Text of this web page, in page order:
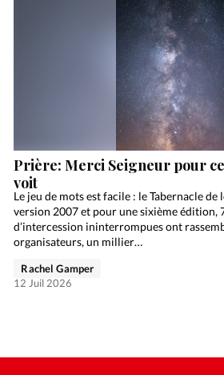
Prière: Merci Seigneur pour
voit
Le jeu de mots est facile : le Tabernacle de
version 2007 et pour une sixième édition,
d’intercession ininterrompues ont
organisateurs, un millier…
Rachel Gamper
12 Juil 2026